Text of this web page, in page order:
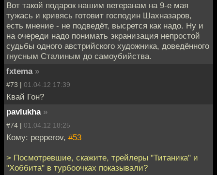
Вот такой подарок нашим ветеранам на 9-е мая
тужась и кривясь готовит господин Шахназаров,
есть мнение - не подведёт, высрется как надо. Ну и
на очереди надо понимать экранизация непростой
судьбы одного австрийского художника, доведённого
гнусным Сталиным до самоубийства.
fxtema »
#73 | 01.04.12 17:39
Квай Гон?
pavlukha »
#74 | 01.04.12 18:25
Кому: pepperov, #53
> Посмотревшие, скажите, трейлеры "Титаника" и
"Хоббита" в турбоочках показывали?